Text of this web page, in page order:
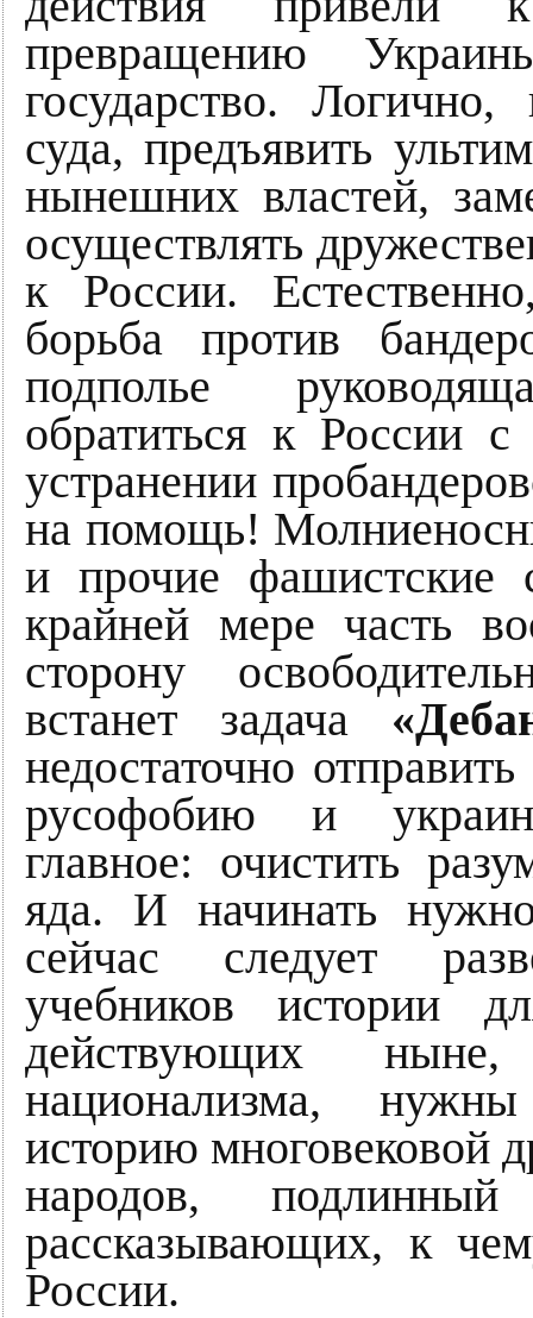
превращению
государство.
суда, предъявить
нынешних властей,
осуществлять
к России.
борьба против
подполье
обратиться к России
устранении
на помощь!
и прочие фашистские
крайней мере часть
сторону
встанет задача
недостаточно
русофобию и
главное: очистить
яда. И начинать
сейчас следует
учебников истории
действующих
национализма,
историю многовековой
народов,
рассказывающих, к
России.